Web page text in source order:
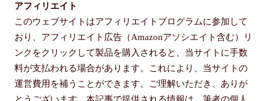
アフィリエイト
このウェブサイトはアフィリエイトプログラムに参加して
おり、アフィリエイト広告（Amazonアソシエイト含む）リ
ンクをクリックして製品を購入されると、当サイトに手数
料が支払われる場合があります。これにより、当サイトの
運営費用を補うことができます。ご理解いただき、ありが
とうございます。本記事で提供される情報は、筆者の個人